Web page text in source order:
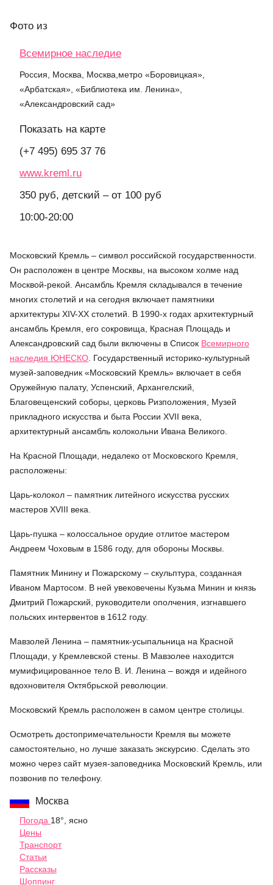
Фото из
Всемирное наследие
Россия, Москва, Москва,метро «Боровицкая»,
«Арбатская», «Библиотека им. Ленина»,
«Александровский сад»
Показать на карте
(+7 495) 695 37 76
www.kreml.ru
350 руб, детский – от 100 руб
10:00-20:00
Московский Кремль – символ российской государственности.
Он расположен в центре Москвы, на высоком холме над
Москвой-рекой. Ансамбль Кремля складывался в течение
многих столетий и на сегодня включает памятники
архитектуры XIV-XX столетий. В 1990-х годах архитектурный
ансамбль Кремля, его сокровища, Красная Площадь и
Александровский сад были включены в Список Всемирного
наследия ЮНЕСКО. Государственный историко-культурный
музей-заповедник «Московский Кремль» включает в себя
Оружейную палату, Успенский, Архангелский,
Благовещенский соборы, церковь Ризположения, Музей
прикладного искусства и быта России XVII века,
архитектурный ансамбль колокольни Ивана Великого.
На Красной Площади, недалеко от Московского Кремля,
расположены:
Царь-колокол – памятник литейного искусства русских
мастеров XVIII века.
Царь-пушка – колоссальное орудие отлитое мастером
Андреем Чоховым в 1586 году, для обороны Москвы.
Памятник Минину и Пожарскому – скульптура, созданная
Иваном Мартосом. В ней увековечены Кузьма Минин и князь
Дмитрий Пожарский, руководители ополчения, изгнавшего
польских интервентов в 1612 году.
Мавзолей Ленина – памятник-усыпальница на Красной
Площади, у Кремлевской стены. В Мавзолее находится
мумифицированное тело В. И. Ленина – вождя и идейного
вдохновителя Октябрьской революции.
Московский Кремль расположен в самом центре столицы.
Осмотреть достопримечательности Кремля вы можете
самостоятельно, но лучше заказать экскурсию. Сделать это
можно через сайт музея-заповедника Московский Кремль, или
позвонив по телефону.
Москва
Погода 18°, ясно
Цены
Транспорт
Статьи
Рассказы
Шоппинг